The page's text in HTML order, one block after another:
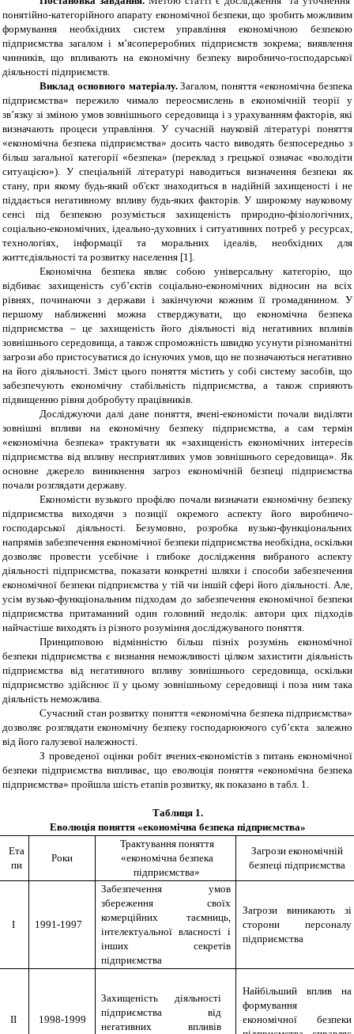
понятійно-категорійного апарату економічної безпеки, що зробить можливим
формування необхідних систем управління економічною безпекою
підприємства загалом і м’ясопереробних підприємств зокрема; виявлення
чинників, що впливають на економічну безпеку виробничо-господарської
діяльності підприємств.
Виклад основного матеріалу.Загалом, поняття «економічна безпека
підприємства» пережило чимало переосмислень в економічній теорії у
зв’язку зі зміною умов зовнішнього середовища і з урахуванням факторів, які
визначають процеси управління. У сучасній науковій літературі поняття
«економічна безпека підприємства» досить часто виводять безпосередньо з
більш загальної категорії «безпека» (переклад з грецької означає «володіти
ситуацією»). У спеціальній літературі наводиться визначення безпеки як
стану, при якому будь-який об'єкт знаходиться в надійній захищеності і не
піддається негативному впливу будь-яких факторів. У широкому науковому
сенсі під безпекою розуміється захищеність природно-фізіологічних,
соціально-економічних, ідеально-духовних і ситуативних потреб у ресурсах,
технологіях, інформації та моральних ідеалів, необхідних для
життєдіяльності та розвитку населення [1].
Економічна безпека являє собою універсальну категорію, що
відбиває захищеність суб’єктів соціально-економічних відносин на всіх
рівнях, починаючи з держави і закінчуючи кожним її громадянином. У
першому наближенні можна стверджувати, що економічна безпека
підприємства – це захищеність його діяльності від негативних впливів
зовнішнього середовища, а також спроможність швидко усунути різноманітні
загрози або пристосуватися до існуючих умов, що не позначаються негативно
на його діяльності. Зміст цього поняття містить у собі систему засобів, що
забезпечують економічну стабільність підприємства, а також сприяють
підвищенню рівня добробуту працівників.
Досліджуючи далі дане поняття, вчені-економісти почали виділяти
зовнішні впливи на економічну безпеку підприємства, а сам термін
«економічна безпека» трактувати як «захищеність економічних інтересів
підприємства від впливу несприятливих умов зовнішнього середовища». Як
основне джерело виникнення загроз економічній безпеці підприємства
почали розглядати державу.
Економісти вузького профілю почали визначати економічну безпеку
підприємства виходячи з позиції окремого аспекту його виробничо-
господарської діяльності. Безумовно, розробка вузько-функціональних
напрямів забезпечення економічної безпеки підприємства необхідна, оскільки
дозволяє провести усебічне і глибоке дослідження вибраного аспекту
діяльності підприємства, показати конкретні шляхи і способи забезпечення
економічної безпеки підприємства у тій чи іншій сфері його діяльності. Але,
усім вузько-функціональним підходам до забезпечення економічної безпеки
підприємства притаманний один головний недолік: автори цих підходів
найчастіше виходять із різного розуміння досліджуваного поняття.
Принциповою відмінністю більш пізніх розумінь економічної
безпеки підприємства є визнання неможливості цілком захистити діяльність
підприємства від негативного впливу зовнішнього середовища, оскільки
підприємство здійснює її у цьому зовнішньому середовищі і поза ним така
діяльність неможлива.
Сучасний стан розвитку поняття «економічна безпека підприємства»
дозволяє розглядати економічну безпеку господарюючого суб’єкта залежно
від його галузевої належності.
З проведеної оцінки робіт вчених-економістів з питань економічної
безпеки підприємства випливає, що еволюція поняття «економічна безпека
підприємства» пройшла шість етапів розвитку, як показано в табл. 1.
Таблиця 1.
Еволюція поняття «економічна безпека підприємства»
Ета
пи
Роки
Трактування поняття
«економічна безпека
підприємства»
Загрози економічній
безпеці підприємства
I 1991-1997
Забезпечення умов
збереження своїх
комерційних таємниць,
інтелектуальної власності і
інших секретів
підприємства
Загрози виникають зі
сторони персоналу
підприємства
II 1998-1999
Захищеність діяльності
підприємства від
негативних впливів
Найбільший вплив на
формування
економічної безпеки